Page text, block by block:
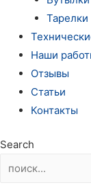
Тарелки
Наши
Отзывы
Статьи
Контакты
Search